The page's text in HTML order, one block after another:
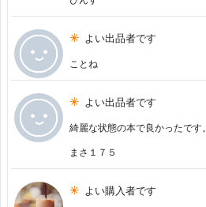
よい出品者です
ことね
よい出品者です
綺麗な状態の本で良かったです。
まさ１７５
よい購入者です